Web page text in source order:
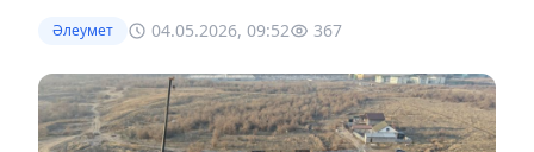
Әлеумет 04.05.2026, 09:52 367